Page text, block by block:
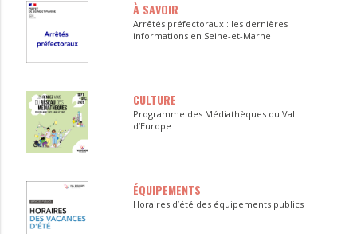
À SAVOIR
Arrêtés préfectoraux : les dernières
informations en Seine-et-Marne
CULTURE
Programme des Médiathèques du Val
d’Europe
ÉQUIPEMENTS
Horaires d’été des équipements publics